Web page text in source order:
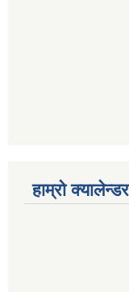
हाम्रो क्यालेन्डर